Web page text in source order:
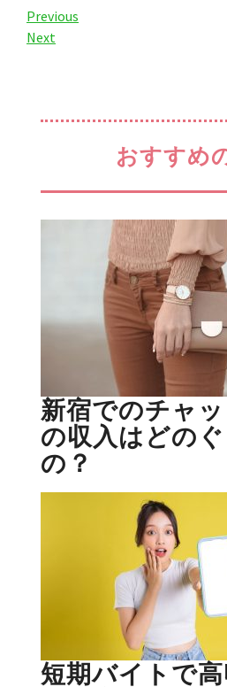
ー
Previous
Post
Previous
Next
Next
おすすめ
新宿でのチャ
の収入はどの
の？
短期バイトで